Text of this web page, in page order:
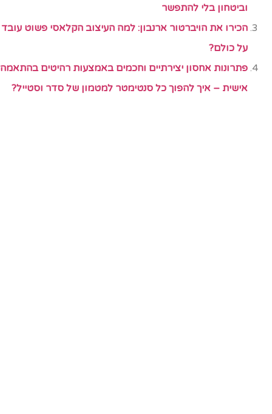
וביטחון בלי להתפשר
הכירו את הויברטור ארנבון: למה העיצוב הקלאסי פשוט עובד
על כולם?
פתרונות אחסון יצירתיים וחכמים באמצעות רהיטים בהתאמה
אישית – איך להפוך כל סנטימטר למטמון של סדר וסטייל?